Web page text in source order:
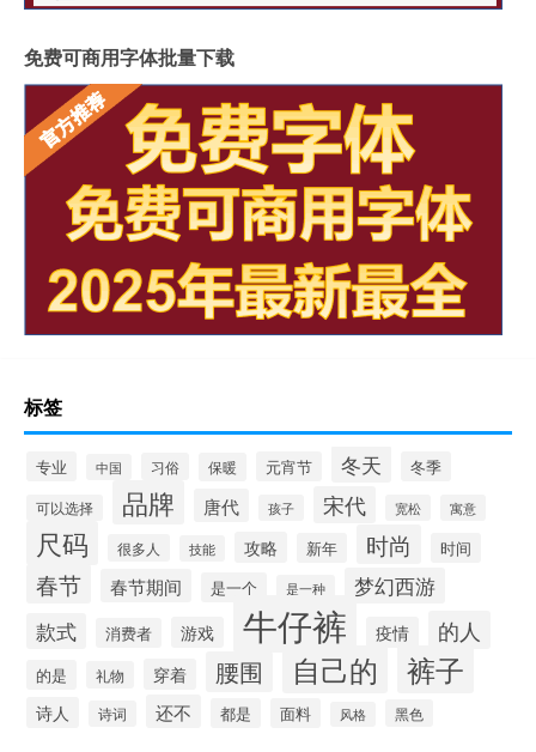
免费可商用字体批量下载
标签
专业 中国 习俗 保暖 元宵节 冬天 冬季
可以选择 品牌 唐代 孩子 宋代 宽松 寓意
尺码 很多人 技能 攻略 新年 时尚 时间
春节 春节期间 是一个 是一种
梦幻西游
款式
消费者 游戏 牛仔裤 疫情 的人
的是 礼物 穿着 腰围 自己的 裤子
诗人 诗词 还不 都是 面料 风格 黑色